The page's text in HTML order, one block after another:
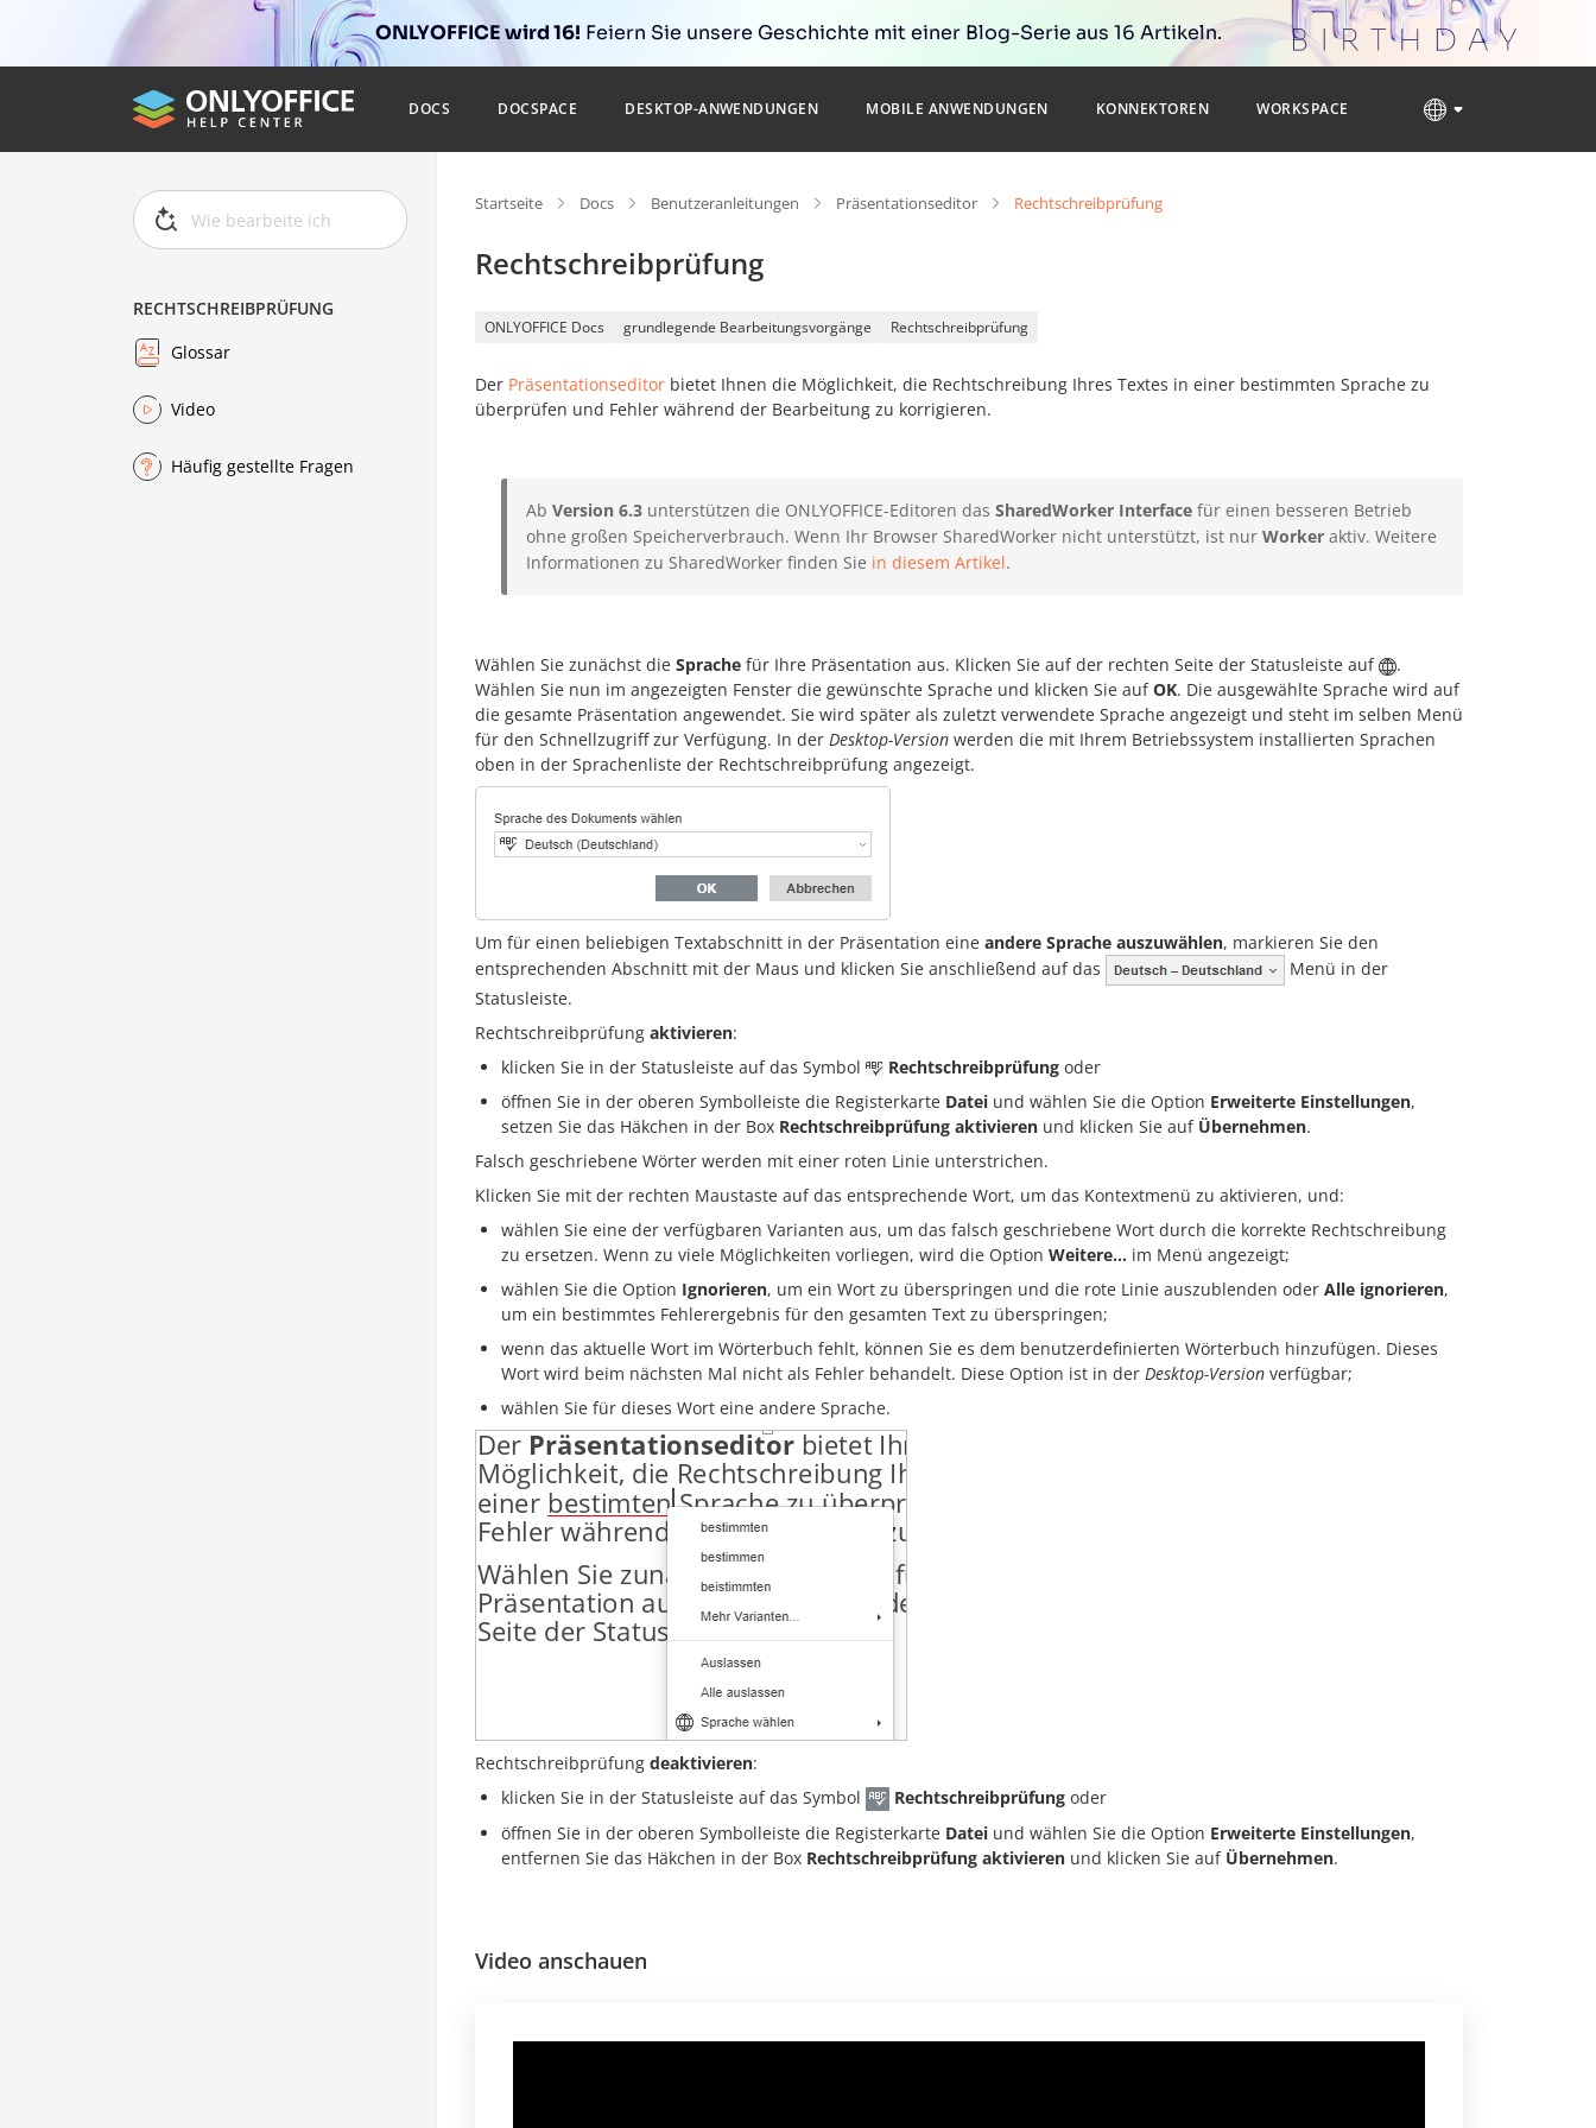
ONLYOFFICE wird 16! Feiern Sie unsere Geschichte mit einer Blog-Serie aus 16 Artikeln.
DOCS DOCSPACE DESKTOP-ANWENDUNGEN MOBILE ANWENDUNGEN KONNEKTOREN WORKSPACE
RECHTSCHREIBPRÜFUNG
Glossar
Video
Häufig gestellte Fragen
Startseite Docs Benutzeranleitungen Präsentationseditor Rechtschreibprüfung
Rechtschreibprüfung
ONLYOFFICE Docs grundlegende Bearbeitungsvorgänge Rechtschreibprüfung
Der Präsentationseditor bietet Ihnen die Möglichkeit, die Rechtschreibung Ihres Textes in einer bestimmten Sprache zu
überprüfen und Fehler während der Bearbeitung zu korrigieren.
Ab Version 6.3 unterstützen die ONLYOFFICE-Editoren das SharedWorker Interface für einen besseren Betrieb
ohne großen Speicherverbrauch. Wenn Ihr Browser SharedWorker nicht unterstützt, ist nur Worker aktiv. Weitere
Informationen zu SharedWorker finden Sie in diesem Artikel.
Wählen Sie zunächst die Sprache für Ihre Präsentation aus. Klicken Sie auf der rechten Seite der Statusleiste auf
.
Wählen Sie nun im angezeigten Fenster die gewünschte Sprache und klicken Sie aufOK. Die ausgewählte Sprache wird auf
die gesamte Präsentation angewendet. Sie wird später als zuletzt verwendete Sprache angezeigt und steht im selben Menü
für den Schnellzugriff zur Verfügung. In der Desktop-Version werden die mit Ihrem Betriebssystem installierten Sprachen
oben in der Sprachenliste der Rechtschreibprüfung angezeigt.
Um für einen beliebigen Textabschnitt in der Präsentation eine andere Sprache auszuwählen, markieren Sie den
entsprechenden Abschnitt mit der Maus und klicken Sie anschließend auf das
Menü in der
Statusleiste.
Rechtschreibprüfung aktivieren:
klicken Sie in der Statusleiste auf das Symbol
Rechtschreibprüfung oder
öffnen Sie in der oberen Symbolleiste die Registerkarte Datei und wählen Sie die Option Erweiterte Einstellungen,
setzen Sie das Häkchen in der Box Rechtschreibprüfung aktivieren und klicken Sie auf Übernehmen.
Falsch geschriebene Wörter werden mit einer roten Linie unterstrichen.
Klicken Sie mit der rechten Maustaste auf das entsprechende Wort, um das Kontextmenü zu aktivieren, und:
wählen Sie eine der verfügbaren Varianten aus, um das falsch geschriebene Wort durch die korrekte Rechtschreibung
zu ersetzen. Wenn zu viele Möglichkeiten vorliegen, wird die Option Weitere... im Menü angezeigt;
wählen Sie die Option Ignorieren, um ein Wort zu überspringen und die rote Linie auszublenden oder Alle ignorieren,
um ein bestimmtes Fehlerergebnis für den gesamten Text zu überspringen;
wenn das aktuelle Wort im Wörterbuch fehlt, können Sie es dem benutzerdefinierten Wörterbuch hinzufügen. Dieses
Wort wird beim nächsten Mal nicht als Fehler behandelt. Diese Option ist in der Desktop-Version verfügbar;
wählen Sie für dieses Wort eine andere Sprache.
Rechtschreibprüfung deaktivieren:
klicken Sie in der Statusleiste auf das Symbol
Rechtschreibprüfung oder
öffnen Sie in der oberen Symbolleiste die Registerkarte Datei und wählen Sie die Option Erweiterte Einstellungen,
entfernen Sie das Häkchen in der Box Rechtschreibprüfung aktivieren und klicken Sie auf Übernehmen.
Video anschauen